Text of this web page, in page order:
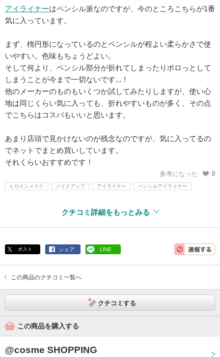
アイライナーはペンシル派なのですが、今のところこちらが1番
気に入っています。
まず、楕円形になっているのとペンシルが程よい柔らかさで使
いやすい。色味もちょうどよい。
そして何より、ペンシル部分が折れてしまったりポロっとして
しまうことが今まで一切ないです...！
他のメーカーのものもいくつか試してみたりしますが、使い心
地は同じくらい気に入っても、折れやすいものが多く、その点
でこちらはコスパもいいと思います。
あまり店頭で見かけないのが残念なのですが、気に入ってるの
でネットでまとめ買いしています。
それくらいおすすめです！
参考になった 0
ヒロインメイク メイクアップ アイライナー ペンシルアイライナー
クチコミ詳細をもっとみる
ポスト シェア LINE
この商品のクチコミ一覧へ
クチコミする
この商品を購入する
@cosme SHOPPING